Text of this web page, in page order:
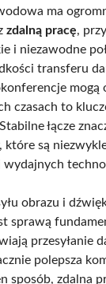
ma
zdalną pracę,
i niezawodne
transferu
mogą
czasach to
łącze
które są
wydajnych
obrazu i
sprawą
przesyłanie
polepsza
sposób, zdalna